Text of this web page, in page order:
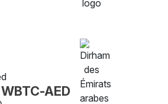
WBTC-AED